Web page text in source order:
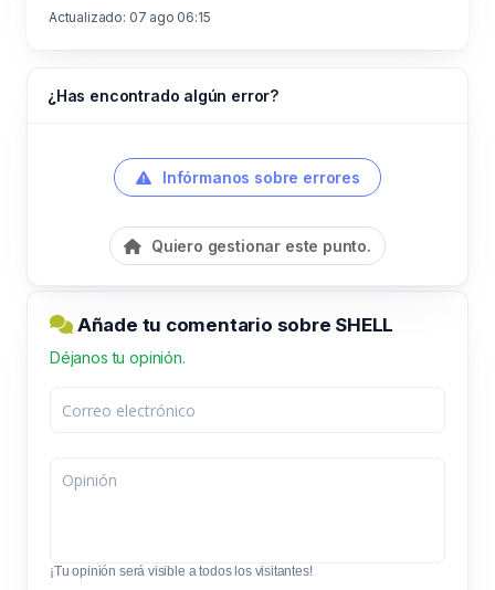
Actualizado: 07 ago 06:15
¿Has encontrado algún error?
Infórmanos sobre errores
Quiero gestionar este punto.
Añade tu comentario sobre SHELL
Déjanos tu opinión.
¡Tu opinión será visible a todos los visitantes!